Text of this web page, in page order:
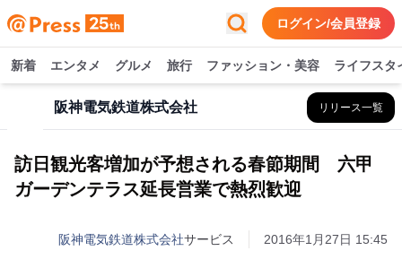
ログイン/会員登録
新着 エンタメ グルメ 旅行 ファッション・美容 ライフスタ
阪神電気鉄道株式会社 リリース一覧
訪日観光客増加が予想される春節期間 六甲
ガーデンテラス延長営業で熱烈歓迎
阪神電気鉄道株式会社サービス 2016年1月27日 15:45